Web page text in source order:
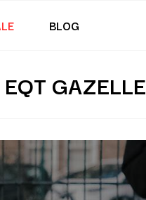
BLOG
GAZELLE